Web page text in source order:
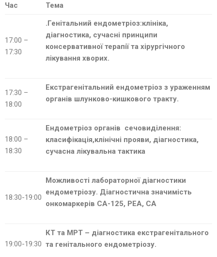
Час Тема
17:00 –
17:30
.Генітальний ендометріоз:клініка,
діагностика, сучасні принципи
консервативної терапії та хірургічного
лікування хворих.
17:30 –
18:00
Екстрагенітальний ендометріоз з ураженням
органів шлунково-кишкового тракту.
18:00 –
18:30
Ендометріоз органів сечовиділення:
класифікація,клінічні прояви, діагностика,
сучасна лікувальна тактика
18:30-19:00
Можливості лабораторної діагностики
ендометріозу. Діагностична значимість
онкомаркерів СА-125, РЕА, СА
19:00-19:30
КТ та МРТ – діагностика екстрагенітального
та генітального ендометріозу.